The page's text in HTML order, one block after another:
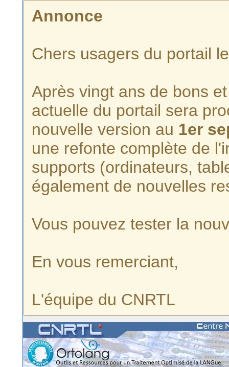
Annonce
Chers usagers du portail
Après vingt ans de bons
actuelle du portail sera
nouvelle version au 1er
une refonte complète de
supports (ordinateurs,
également de nouvelles
Vous pouvez tester la
En vous remerciant,
L'équipe du CNRTL